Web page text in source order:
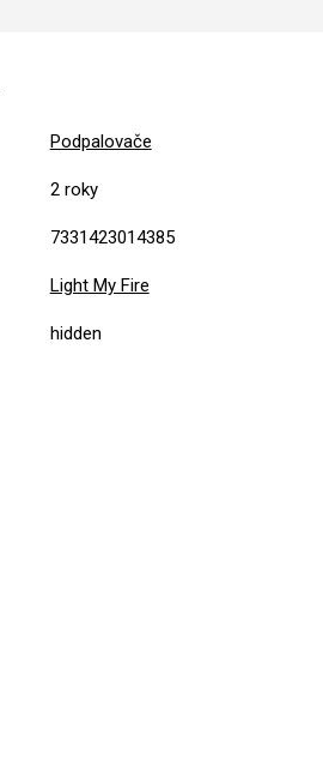
Podpalovače
2 roky
7331423014385
Light My Fire
hidden